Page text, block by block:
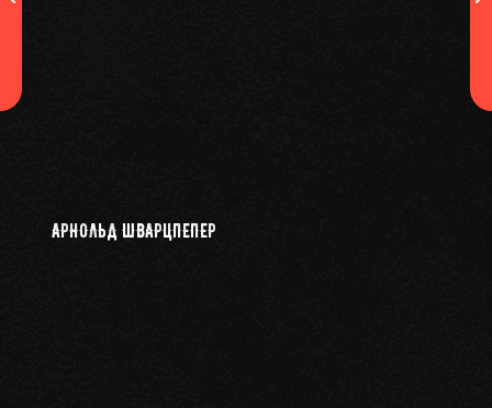
АРНОЛЬД ШВАРЦПЕПЕР